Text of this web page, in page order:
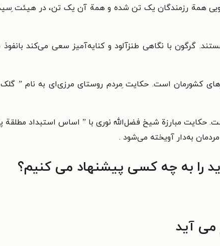
گویی همة رزمندگان یک تن شده و همة آن یک تن، در هیئت
گرگون با نگاهی طنزآلود و کنایه‌آمیز سعی می‌کند بانفوذ
کشورمان است. حکایت ِمردم روستای مرزی‌ای به نام ” گلک
است. حکایت مبارزة شیخ فضل‌الله نوری با ” اساس استبداد
به‌دار آویخته می‌شود .
را به چه کسی پیشنهاد می کنیم؟
آید